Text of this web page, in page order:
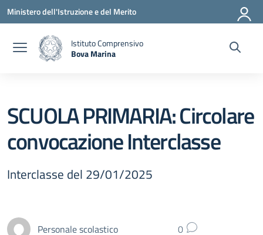
Vai ai contenuti
Vai al menu di navigazione
Vai al footer
Ministero dell'Istruzione e del Merito
Istituto Comprensivo
Bova Marina
SCUOLA PRIMARIA: Circolare
convocazione Interclasse
Interclasse del 29/01/2025
Personale scolastico 0